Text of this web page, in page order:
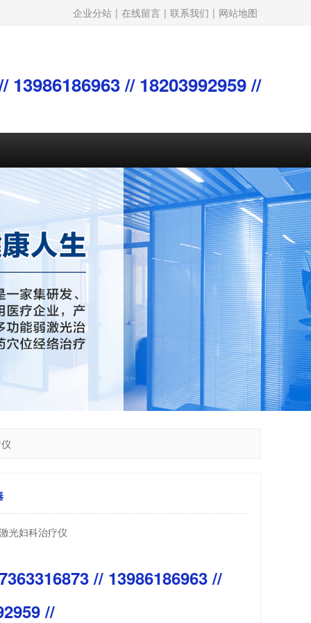
企业分站 | 在线留言 | 联系我们 | 网站地图
13986186963 // 18203992959 //
光妇科治疗仪
// 13986186963 //
//